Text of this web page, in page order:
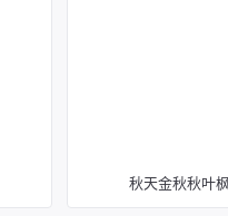
秋天金秋秋叶